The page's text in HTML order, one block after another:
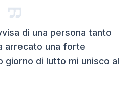
di una persona tanto
arrecato una forte
giorno di lutto mi unisco al